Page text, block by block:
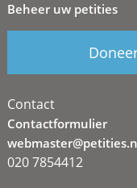
Beheer uw petities
Contact
Contactformulier
020 7854412